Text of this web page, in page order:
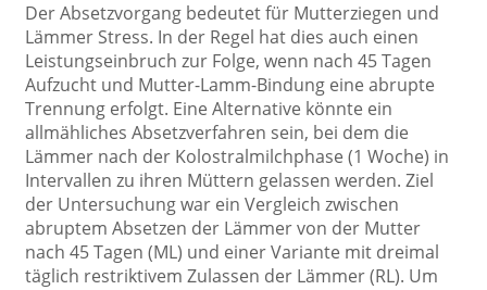
Der Absetzvorgang bedeutet für Mutterziegen und
Lämmer Stress. In der Regel hat dies auch einen
Leistungseinbruch zur Folge, wenn nach 45 Tagen
Aufzucht und Mutter-Lamm-Bindung eine abrupte
Trennung erfolgt. Eine Alternative könnte ein
allmähliches Absetzverfahren sein, bei dem die
Lämmer nach der Kolostralmilchphase (1 Woche) in
Intervallen zu ihren Müttern gelassen werden. Ziel
der Untersuchung war ein Vergleich zwischen
abruptem Absetzen der Lämmer von der Mutter
nach 45 Tagen (ML) und einer Variante mit dreimal
täglich restriktivem Zulassen der Lämmer (RL). Um